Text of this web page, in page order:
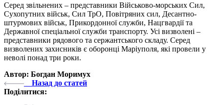
Серед звільнених – представники Військово-морських Сил,
Сухопутних військ, Сил ТрО, Повітряних сил, Десантно-
штурмових військ, Прикордонної служби, Нацгвардії та
Державної спеціальної служби транспорту. Усі визволені –
представники рядового та сержантського складу. Серед
визволених захисників є оборонці Маріуполя, які провели у
неволі понад три роки.
Автор: Богдан Моримух
Назад до статей
Поділитися: